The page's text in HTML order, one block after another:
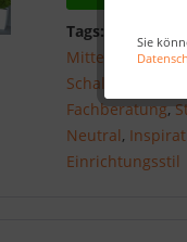
Sie
Tags:
Mittelpreisig,
Schalldämmung
Fachberatung,
Neutral,
Einrichtungsstil